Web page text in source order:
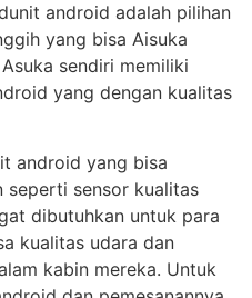
android adalah pilihan
yang bisa Aisuka
sendiri memiliki
yang dengan kualitas
android yang bisa
sensor kualitas
dibutuhkan untuk para
kualitas udara dan
kabin mereka. Untuk